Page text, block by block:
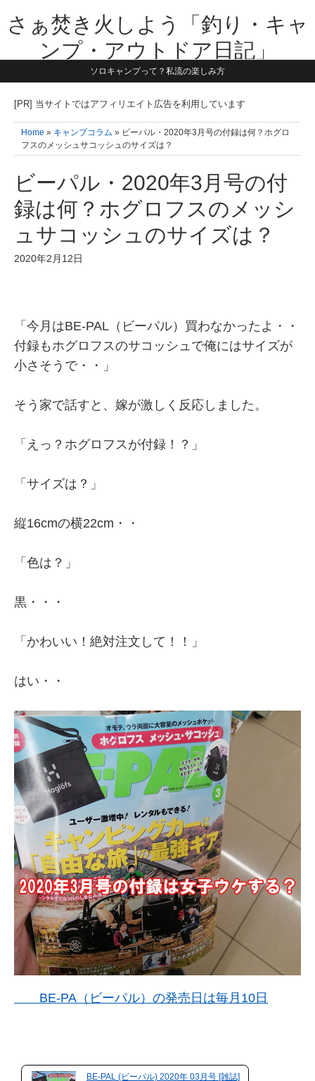
さぁ焚き火しよう「釣り・キャ
ンプ・アウトドア日記」
【テーマは子供と一緒に本気で遊ぶ】1981年うまれ・横浜在住。妻と3
す。同じ世代のお父さんに読んで頂けたら嬉しいです！よろしくお願い
ソロキャンプって？私流の楽しみ方
[PR] 当サイトではアフィリエイト広告を利用しています
Home » キャンプコラム » ビーパル・2020年3月号の付録は何？ホグロ
フスのメッシュサコッシュのサイズは？
ビーパル・2020年3月号の付
録は何？ホグロフスのメッシ
ュサコッシュのサイズは？
2020年2月12日
「今月はBE-PAL（ビーパル）買わなかったよ・・
付録もホグロフスのサコッシュで俺にはサイズが
小さそうで・・」
そう家で話すと、嫁が激しく反応しました。
「えっ？ホグロフスが付録！？」
「サイズは？」
縦16cmの横22cm・・
「色は？」
黒・・・
「かわいい！絶対注文して！！」
はい・・
BE-PA（ビーパル）の発売日は毎月10日
BE-PAL (ビーパル) 2020年 03月号 [雑誌]